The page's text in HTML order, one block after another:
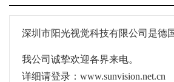
深圳市阳光视觉科技有限公司是德
我公司诚挚欢迎各界来电。
详细请登录： www.sunvision.net.cn